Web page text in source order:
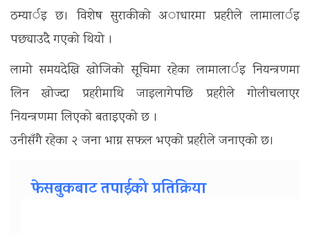
ठम्यार्इ छ। विशेष सुराकीकाे अाधारमा प्रहरीले लामालार्इ
पछ्याउदै गएकाे थियाे ।
लामाे समयदेखि खाेजिकाे सूचिमा रहेका लामालार्इ नियन्त्रणमा
लिन खाेज्दा प्रहरीमाथि जाइलागेपछि प्रहरीले गाेलीचलाएर
नियन्त्रणमा लिएकाे बताइएकाे छ ।
उनीसँगै रहेका २ जना भाग्न सफल भएको प्रहरीले जनाएको छ।
फेसबुकबाट तपाईको प्रतिक्रिया